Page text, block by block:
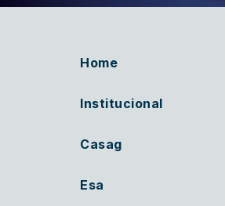
Home
Institucional
Casag
Esa